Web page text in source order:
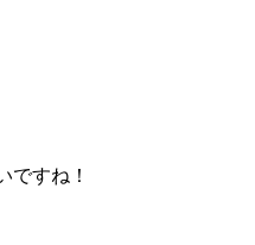
ですね！